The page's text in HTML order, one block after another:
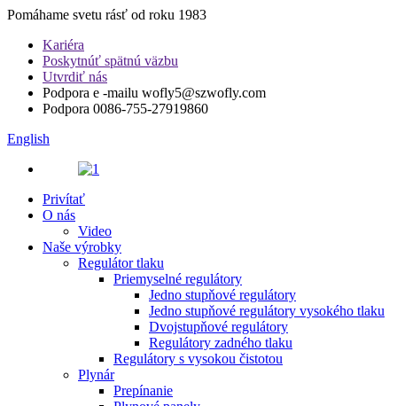
Pomáhame svetu rásť od roku 1983
Kariéra
Poskytnúť spätnú väzbu
Utvrdiť nás
Podpora e -mailu wofly5@szwofly.com
Podpora 0086-755-27919860
English
Privítať
O nás
Video
Naše výrobky
Regulátor tlaku
Priemyselné regulátory
Jedno stupňové regulátory
Jedno stupňové regulátory vysokého tlaku
Dvojstupňové regulátory
Regulátory zadného tlaku
Regulátory s vysokou čistotou
Plynár
Prepínanie